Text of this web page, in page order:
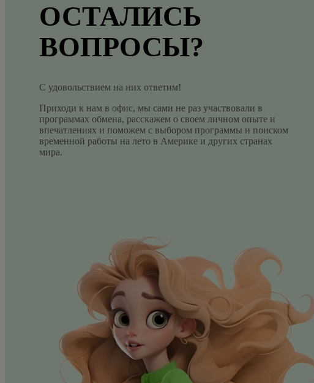
ОСТАЛИСЬ
ВОПРОСЫ?
С удовольствием на них ответим!
Приходи к нам в офис, мы сами не раз участвовали в
программах обмена, расскажем о своем личном опыте и
впечатлениях и поможем с выбором программы и поиском
временной работы на лето в Америке и других странах
мира.